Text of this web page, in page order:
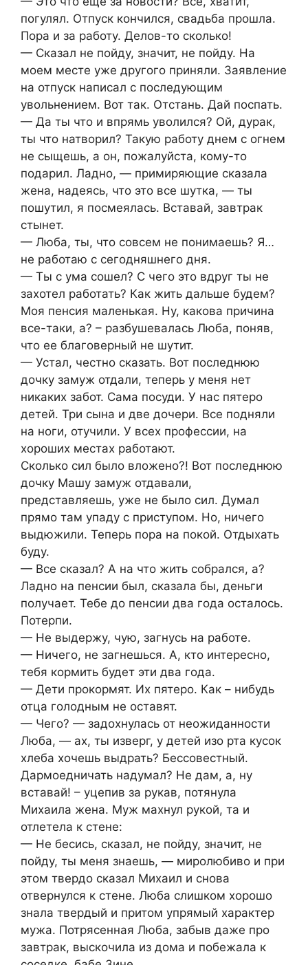
погулял. Отпуск кончился, свадьба прошла.
Пора и за работу. Делов-то сколько!
— Сказал не пойду, значит, не пойду. На
моем месте уже другого приняли. Заявление
на отпуск написал с последующим
увольнением. Вот так. Отстань. Дай поспать.
— Да ты что и впрямь уволился? Ой, дурак,
ты что натворил? Такую работу днем с огнем
не сыщешь, а он, пожалуйста, кому-то
подарил. Ладно, — примиряющие сказала
жена, надеясь, что это все шутка, — ты
пошутил, я посмеялась. Вставай, завтрак
стынет.
— Люба, ты, что совсем не понимаешь? Я…
не работаю с сегодняшнего дня.
— Ты с ума сошел? С чего это вдруг ты не
захотел работать? Как жить дальше будем?
Моя пенсия маленькая. Ну, какова причина
все-таки, а? – разбушевалась Люба, поняв,
что ее благоверный не шутит.
— Устал, честно сказать. Вот последнюю
дочку замуж отдали, теперь у меня нет
никаких забот. Сама посуди. У нас пятеро
детей. Три сына и две дочери. Все подняли
на ноги, отучили. У всех профессии, на
хороших местах работают.
Сколько сил было вложено?! Вот последнюю
дочку Машу замуж отдавали,
представляешь, уже не было сил. Думал
прямо там упаду с приступом. Но, ничего
выдюжили. Теперь пора на покой. Отдыхать
буду.
— Все сказал? А на что жить собрался, а?
Ладно на пенсии был, сказала бы, деньги
получает. Тебе до пенсии два года осталось.
Потерпи.
— Не выдержу, чую, загнусь на работе.
— Ничего, не загнешься. А, кто интересно,
тебя кормить будет эти два года.
— Дети прокормят. Их пятеро. Как – нибудь
отца голодным не оставят.
— Чего? — задохнулась от неожиданности
Люба, — ах, ты изверг, у детей изо рта кусок
хлеба хочешь выдрать? Бессовестный.
Дармоедничать надумал? Не дам, а, ну
вставай! – уцепив за рукав, потянула
Михаила жена. Муж махнул рукой, та и
отлетела к стене:
— Не бесись, сказал, не пойду, значит, не
пойду, ты меня знаешь, — миролюбиво и при
этом твердо сказал Михаил и снова
отвернулся к стене. Люба слишком хорошо
знала твердый и притом упрямый характер
мужа. Потрясенная Люба, забыв даже про
завтрак, выскочила из дома и побежала к